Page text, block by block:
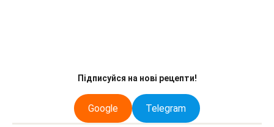
Підписуйся на нові рецепти!
Google Telegram